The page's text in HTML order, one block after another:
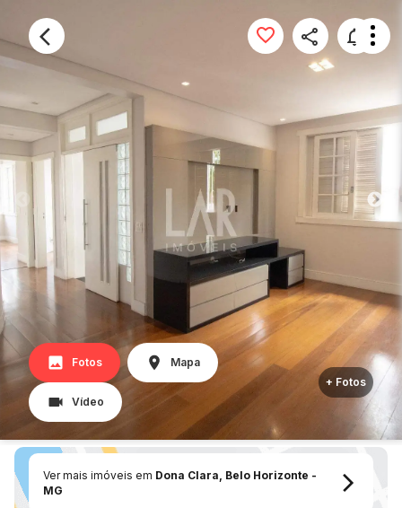
Fotos Mapa
Vídeo
+ Fotos
Ver mais imóveis em Dona Clara, Belo Horizonte -
MG